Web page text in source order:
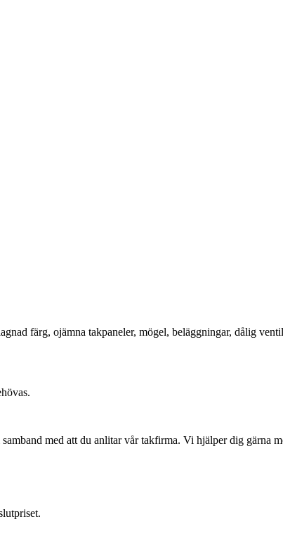
färg, ojämna takpaneler, mögel, beläggningar, dålig
med att du anlitar vår takfirma. Vi hjälper dig gärna